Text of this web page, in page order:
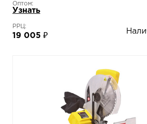
Оптом:
Узнать
РРЦ:
19 005 ₽